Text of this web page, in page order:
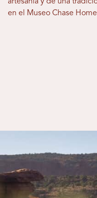
en el Museo Chase